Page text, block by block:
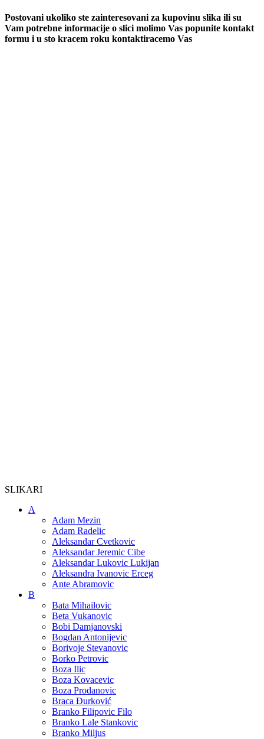
Postovani ukoliko ste zainteresovani za kupovinu slika ili su
Vam potrebne informacije o slici molimo Vas popunite kontakt
formu i u sto kracem roku kontaktiracemo Vas
SLIKARI
A
Adam Mezin
Adam Radelic
Aleksandar Cvetkovic
Aleksandar Jeremic Cibe
Aleksandar Lukovic Lukijan
Aleksandra Ivanovic Erceg
Ante Abramovic
B
Bata Mihailovic
Beta Vukanovic
Bobi Damjanovski
Bogdan Antonijevic
Borivoje Stevanovic
Borko Petrovic
Boza Ilic
Boza Kovacevic
Boza Prodanovic
Braca Đurković
Branko Filipovic Filo
Branko Lale Stankovic
Branko Miljus